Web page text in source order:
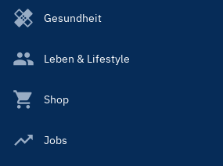
Gesundheit
Leben & Lifestyle
Shop
Jobs